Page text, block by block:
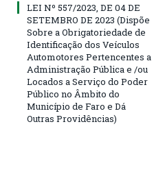
LEI Nº 557/2023, DE 04 DE
SETEMBRO DE 2023 (Dispõe
Sobre a Obrigatoriedade de
Identificação dos Veículos
Automotores Pertencentes a
Administração Pública e /ou
Locados a Serviço do Poder
Público no Âmbito do
Município de Faro e Dá
Outras Providências)